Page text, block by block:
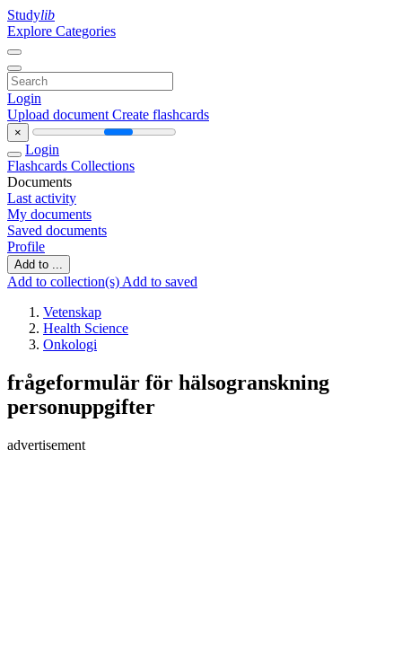
Studylib
Explore Categories
Login
Upload document Create flashcards
×
Login
Flashcards Collections
Documents
Last activity
My documents
Saved documents
Profile
Add to ...
Add to collection(s) Add to saved
Vetenskap
Health Science
Onkologi
frågeformulär för hälsogranskning
personuppgifter
advertisement